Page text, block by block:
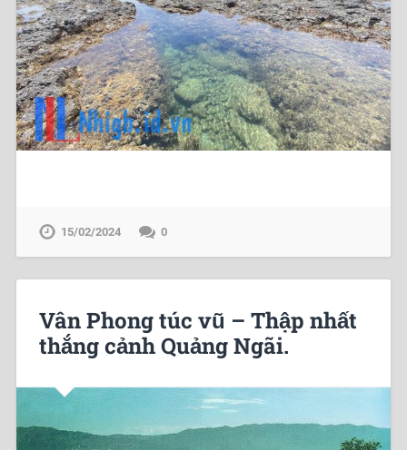
15/02/2024 0
Vân Phong túc vũ – Thập nhất
thắng cảnh Quảng Ngãi.